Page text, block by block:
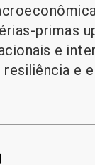
primas
e
e